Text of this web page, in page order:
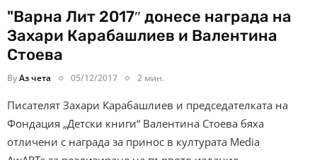
"Варна Лит 2017″ донесе награда на
Захари Карабашлиев и Валентина
Стоева
ByАз чета 05/12/2017 2 мин.
Писателят Захари Карабашлиев и председателката на
Фондация „Детски книги“ Валентина Стоева бяха
отличени с награда за принос в културата Media